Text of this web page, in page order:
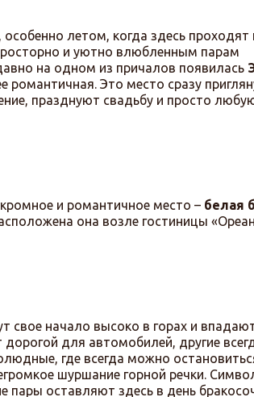
летом, когда здесь проходят
и уютно влюбленным парам
на одном из причалов появилась
романтичная. Это место сразу
празднуют свадьбу и просто
и романтичное место – белая
она возле гостиницы
свое начало высоко в горах и
для автомобилей, другие
где всегда можно
шуршание горной речки.
оставляют здесь в день